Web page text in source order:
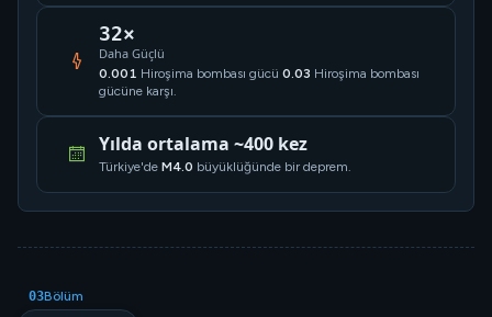
32×
Daha Güçlü
0.001 Hiroşima bombası gücü 0.03 Hiroşima bombası
gücüne karşı.
Yılda ortalama ~400 kez
Türkiye'de M4.0 büyüklüğünde bir deprem.
03Bölüm